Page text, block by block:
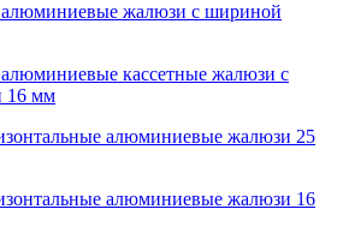
алюминиевые жалюзи с шириной
кассетные жалюзи с
16 мм
алюминиевые жалюзи 25
алюминиевые жалюзи 16